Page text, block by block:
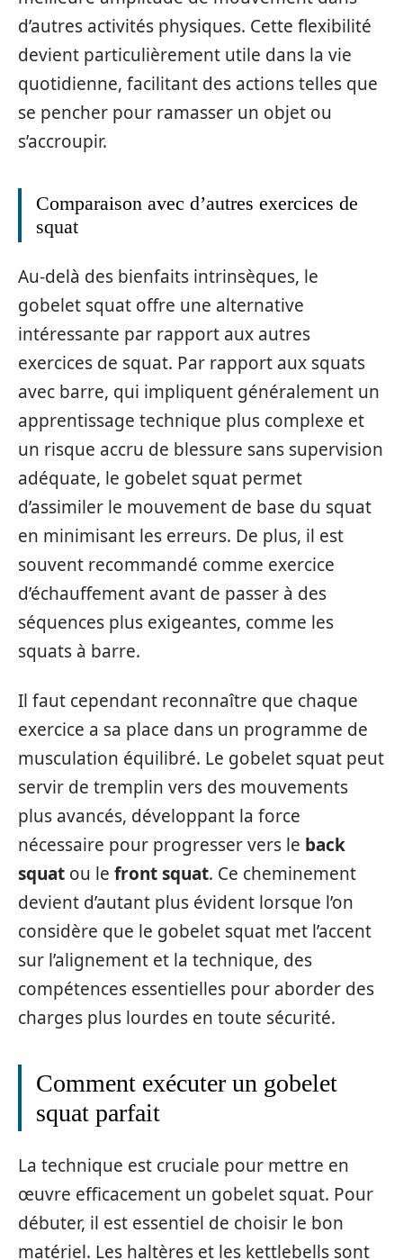
d’autres activités physiques. Cette flexibilité
devient particulièrement utile dans la vie
quotidienne, facilitant des actions telles que
se pencher pour ramasser un objet ou
s’accroupir.
Comparaison avec d’autres exercices de
squat
Au-delà des bienfaits intrinsèques, le
gobelet squat offre une alternative
intéressante par rapport aux autres
exercices de squat. Par rapport aux squats
avec barre, qui impliquent généralement un
apprentissage technique plus complexe et
un risque accru de blessure sans supervision
adéquate, le gobelet squat permet
d’assimiler le mouvement de base du squat
en minimisant les erreurs. De plus, il est
souvent recommandé comme exercice
d’échauffement avant de passer à des
séquences plus exigeantes, comme les
squats à barre.
Il faut cependant reconnaître que chaque
exercice a sa place dans un programme de
musculation équilibré. Le gobelet squat peut
servir de tremplin vers des mouvements
plus avancés, développant la force
nécessaire pour progresser vers le back
squat ou le front squat. Ce cheminement
devient d’autant plus évident lorsque l’on
considère que le gobelet squat met l’accent
sur l’alignement et la technique, des
compétences essentielles pour aborder des
charges plus lourdes en toute sécurité.
Comment exécuter un gobelet
squat parfait
La technique est cruciale pour mettre en
œuvre efficacement un gobelet squat. Pour
débuter, il est essentiel de choisir le bon
matériel. Les haltères et les kettlebells sont